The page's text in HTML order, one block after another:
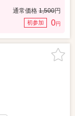
通常価格 1,500円
初参加 0円